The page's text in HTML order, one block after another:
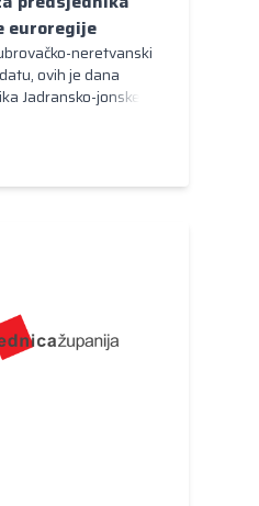
euroregije
neretvanski
ovih je dana